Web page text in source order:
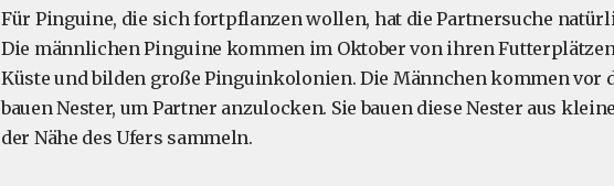
Für Pinguine, die sich fortpflanzen wollen, hat die Partnersuche
Die männlichen Pinguine kommen im Oktober von ihren
Küste und bilden große Pinguinkolonien. Die Männchen kommen vor
bauen Nester, um Partner anzulocken. Sie bauen diese Nester aus
der Nähe des Ufers sammeln.